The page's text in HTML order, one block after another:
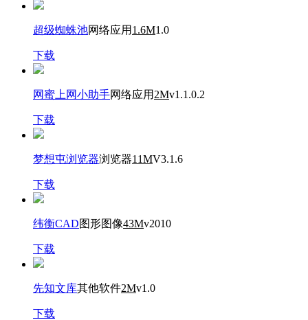
超级蜘蛛池网络应用 1.6M1.0
下载
网蜜上网小助手网络应用 2Mv1.1.0.2
下载
梦想屯浏览器浏览器11MV3.1.6
下载
纬衡CAD图形图像43Mv2010
下载
先知文库其他软件2Mv1.0
下载